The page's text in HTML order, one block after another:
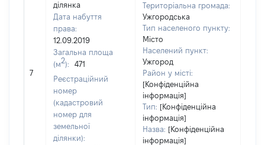
7
ділянка
Дата набуття
права:
12.09.2019
Загальна площа
(м2):
471
Реєстраційний
номер
(кадастровий
номер для
земельної
ділянки):
Територіальна громада:
Ужгородська
Тип населеного пункту:
Місто
Населений пункт:
Ужгород
Район у місті:
[Конфіденційна
інформація]
Тип: [Конфіденційна
інформація]
Назва: [Конфіденційна
інформація]